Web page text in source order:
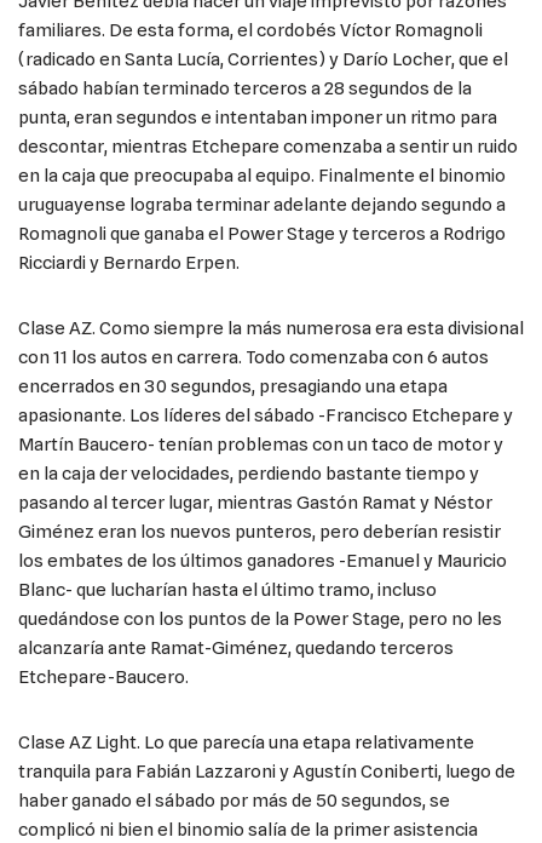
familiares. De esta forma, el cordobés Víctor Romagnoli
(radicado en Santa Lucía, Corrientes) y Darío Locher, que el
sábado habían terminado terceros a 28 segundos de la
punta, eran segundos e intentaban imponer un ritmo para
descontar, mientras Etchepare comenzaba a sentir un ruido
en la caja que preocupaba al equipo. Finalmente el binomio
uruguayense lograba terminar adelante dejando segundo a
Romagnoli que ganaba el Power Stage y terceros a Rodrigo
Ricciardi y Bernardo Erpen.
Clase AZ. Como siempre la más numerosa era esta divisional
con 11 los autos en carrera. Todo comenzaba con 6 autos
encerrados en 30 segundos, presagiando una etapa
apasionante. Los líderes del sábado -Francisco Etchepare y
Martín Baucero- tenían problemas con un taco de motor y
en la caja der velocidades, perdiendo bastante tiempo y
pasando al tercer lugar, mientras Gastón Ramat y Néstor
Giménez eran los nuevos punteros, pero deberían resistir
los embates de los últimos ganadores -Emanuel y Mauricio
Blanc- que lucharían hasta el último tramo, incluso
quedándose con los puntos de la Power Stage, pero no les
alcanzaría ante Ramat-Giménez, quedando terceros
Etchepare-Baucero.
Clase AZ Light. Lo que parecía una etapa relativamente
tranquila para Fabián Lazzaroni y Agustín Coniberti, luego de
haber ganado el sábado por más de 50 segundos, se
complicó ni bien el binomio salía de la primer asistencia